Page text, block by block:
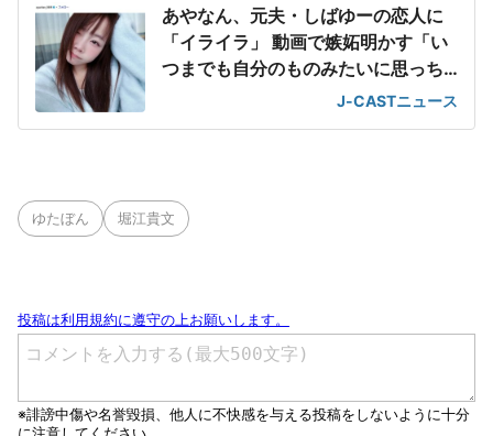
あやなん、元夫・しばゆーの恋人に
「イライラ」 動画で嫉妬明かす「い
つまでも自分のものみたいに思っち
J-CASTニュース
ゆたぼん 堀江貴文